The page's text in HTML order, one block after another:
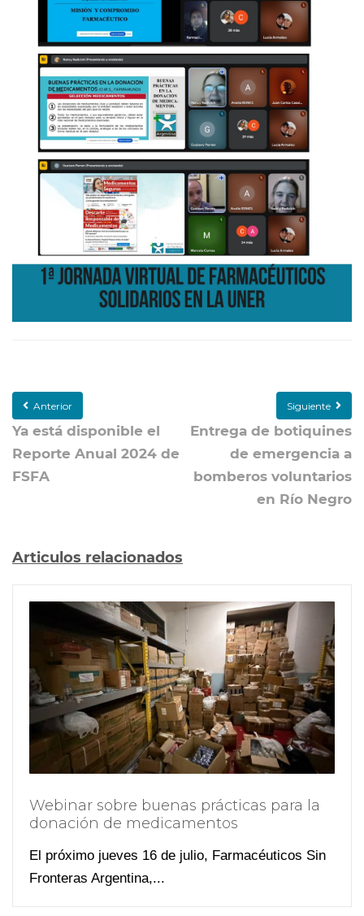
Anterior
Ya está disponible el
Reporte Anual 2024 de
FSFA
Siguiente
Entrega de botiquines
de emergencia a
bomberos voluntarios
en Río Negro
Articulos relacionados
Webinar sobre buenas prácticas para la
donación de medicamentos
El próximo jueves 16 de julio, Farmacéuticos Sin
Fronteras Argentina,...